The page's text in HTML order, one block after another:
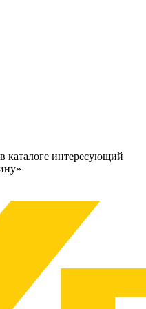
каталоге интересующий